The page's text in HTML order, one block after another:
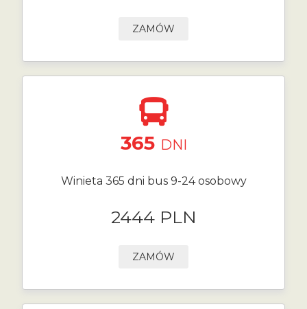
ZAMÓW
365 DNI
Winieta 365 dni bus 9-24 osobowy
2444 PLN
ZAMÓW